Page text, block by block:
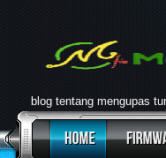
blog tentang mengupas